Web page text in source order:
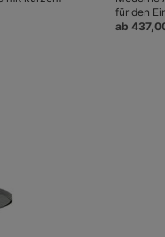
für den
ab